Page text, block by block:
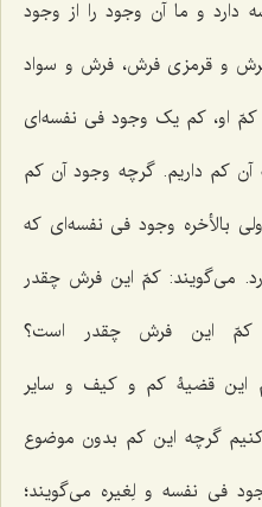
و ما آن وجود را از وجود
و قرمزی فرش، فرش و سواد
او، کم یک وجود فی نفسه‌ای
آن کم داریم. گرچه وجود آن کم
بالأخره وجود فی نفسه‌ای که
می‌گویند: کمّ این فرش چقدر
این فرش چقدر است؟
این قضیۀ کم و کیف و سایر
گرچه این کم بدون موضوع
فی نفسه و لِغیره می‌گویند؛